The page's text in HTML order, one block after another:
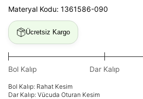
Materyal Kodu: 1361586-090
Ücretsiz Kargo
Bol Kalıp Dar Kalıp
Bol Kalıp: Rahat Kesim
Dar Kalıp: Vücuda Oturan Kesim
Şifre